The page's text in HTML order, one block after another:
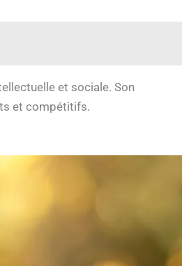
et sociale. Son
et compétitifs.